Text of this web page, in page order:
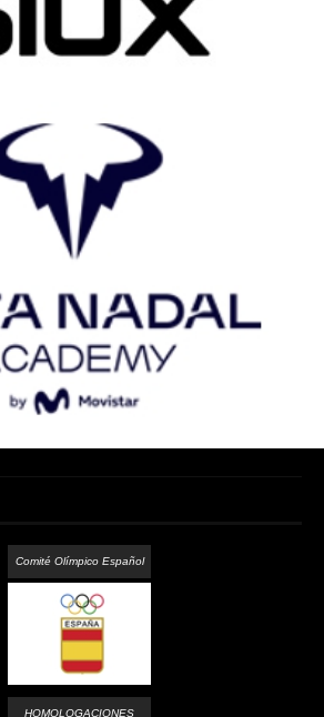
Comité Olímpico Español
HOMOLOGACIONES